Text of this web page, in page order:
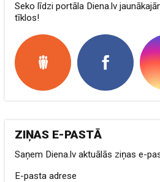
Seko līdzi portāla Diena.lv
tīklos!
ZIŅAS E-PASTĀ
Saņem Diena.lv aktuālās ziņas e-
E-pasta adrese